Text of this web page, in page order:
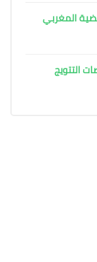
المغربي
لمنصات التتويج